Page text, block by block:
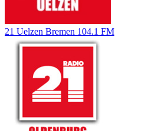
21 Uelzen Bremen 104.1 FM